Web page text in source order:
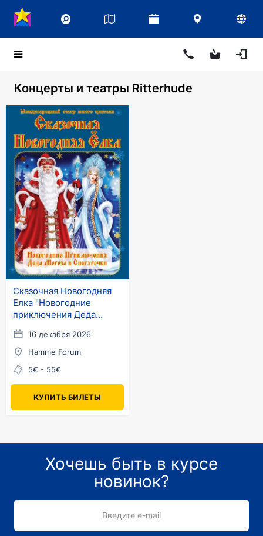
Концерты и театры Ritterhude
Сказочная Новогодняя
Елка "Новогодние
приключения Деда
Германии
16 декабря 2026
Hamme Forum
5€ - 55€
КУПИТЬ БИЛЕТЫ
Хочешь быть в курсе
новинок?
Введите e-mail